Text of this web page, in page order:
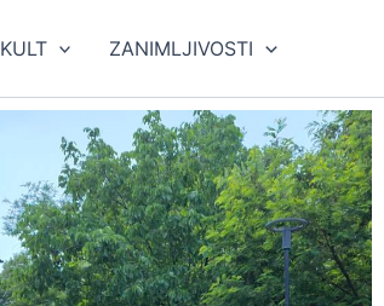
KULT ZANIMLJIVOSTI